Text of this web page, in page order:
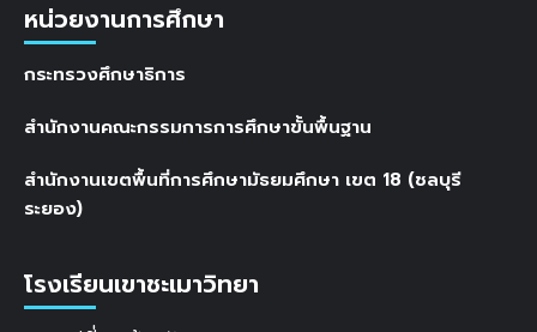
หน่วยงานการศึกษา
กระทรวงศึกษาธิการ
สำนักงานคณะกรรมการการศึกษาขั้นพื้นฐาน
สำนักงานเขตพื้นที่การศึกษามัธยมศึกษา เขต 18 (ชลบุรี
ระยอง)
โรงเรียนเขาชะเมาวิทยา